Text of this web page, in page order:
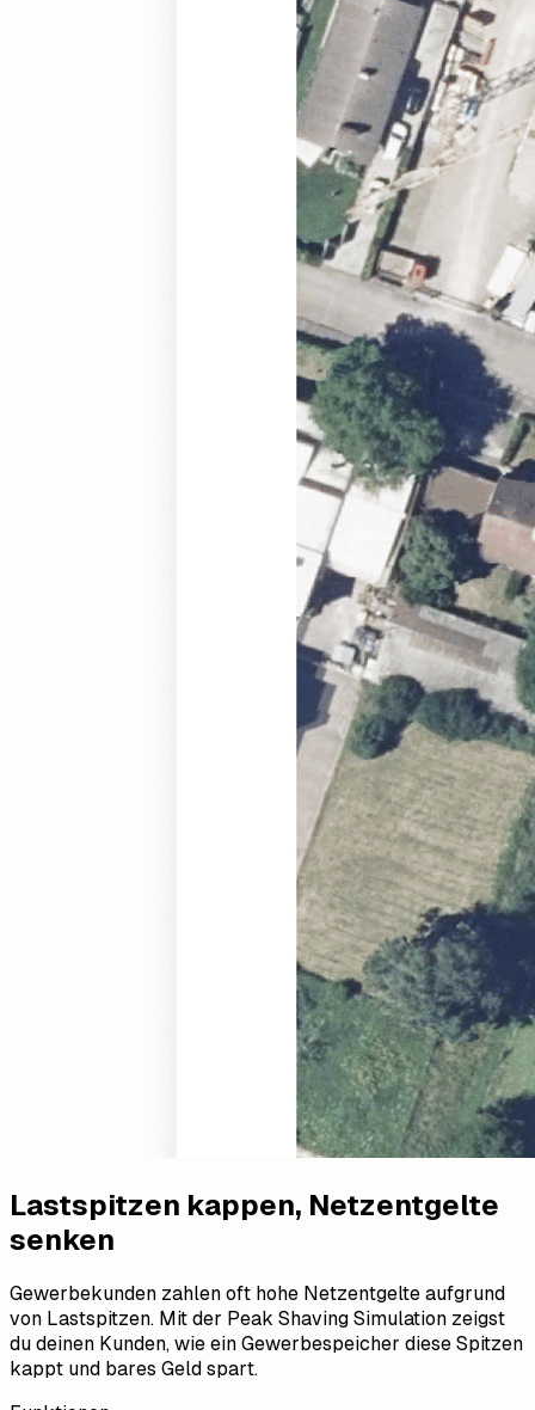
Lastspitzen kappen, Netzentgelte
senken
Gewerbekunden zahlen oft hohe Netzentgelte aufgrund
von Lastspitzen. Mit der Peak Shaving Simulation zeigst
du deinen Kunden, wie ein Gewerbespeicher diese Spitzen
kappt und bares Geld spart.